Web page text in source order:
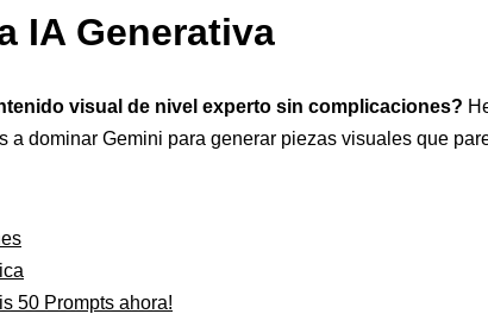
IA Generativa
visual de nivel experto sin complicaciones?
a dominar Gemini para generar piezas visuales que
50 Prompts ahora!